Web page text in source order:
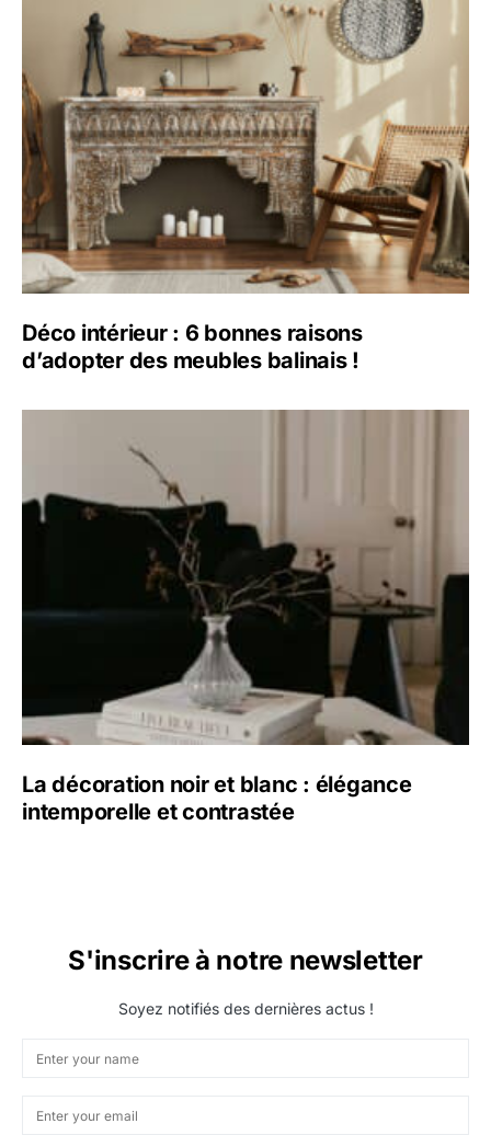
Déco intérieur : 6 bonnes raisons
d’adopter des meubles balinais !
La décoration noir et blanc : élégance
intemporelle et contrastée
S'inscrire à notre newsletter
Soyez notifiés des dernières actus !